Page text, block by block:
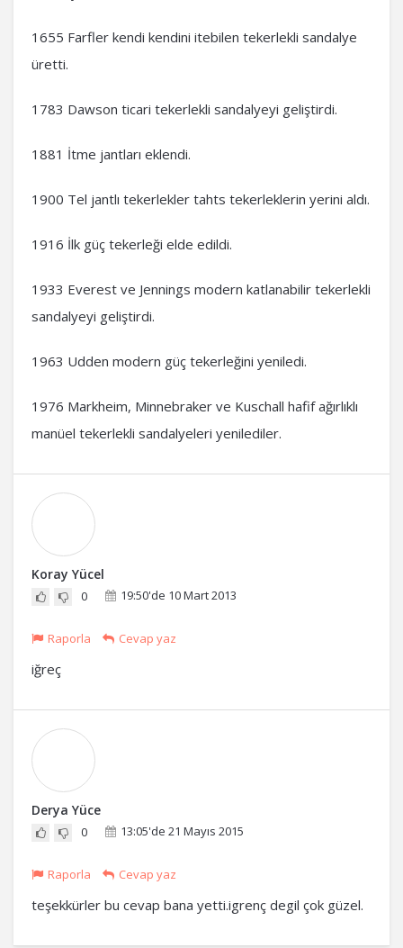
1655 Farfler kendi kendini itebilen tekerlekli sandalye
üretti.
1783 Dawson ticari tekerlekli sandalyeyi geliştirdi.
1881 İtme jantları eklendi.
1900 Tel jantlı tekerlekler tahts tekerleklerin yerini aldı.
1916 İlk güç tekerleği elde edildi.
1933 Everest ve Jennings modern katlanabilir tekerlekli
sandalyeyi geliştirdi.
1963 Udden modern güç tekerleğini yeniledi.
1976 Markheim, Minnebraker ve Kuschall hafif ağırlıklı
manüel tekerlekli sandalyeleri yenilediler.
Koray Yücel
0 19:50'de 10 Mart 2013
Raporla Cevap yaz
iğreç
Derya Yüce
0 13:05'de 21 Mayıs 2015
Raporla Cevap yaz
teşekkürler bu cevap bana yetti.igrenç degil çok güzel.